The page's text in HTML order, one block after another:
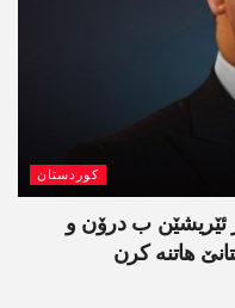
کوردستان
ئێریشێن ب درۆن و
ھاتنە کرن